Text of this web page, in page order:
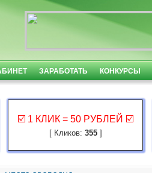
ЗАРАБОТАТЬ КОНКУРСЫ
☑️ 1 КЛИК = 50 РУБЛЕЙ ☑️
[ Кликов: 355]